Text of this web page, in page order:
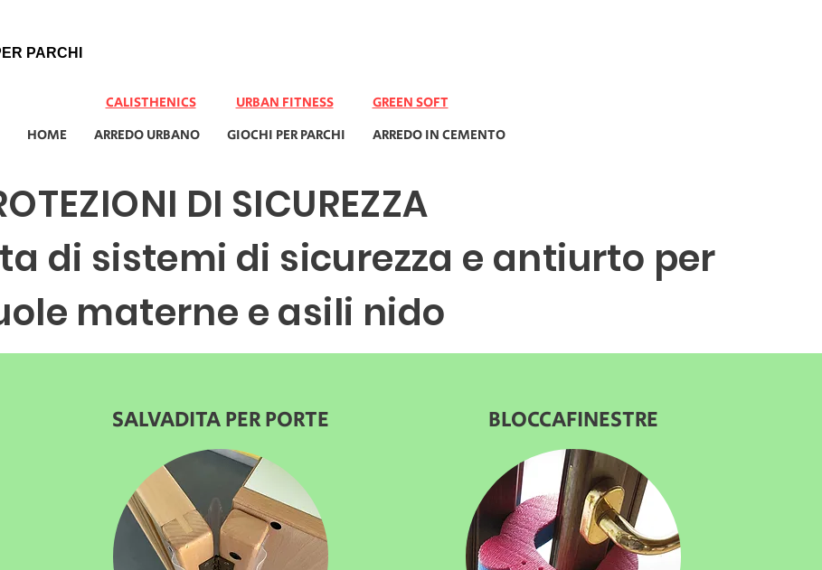
PARCHI
CALISTHENICS URBAN FITNESS
GREEN SOFT
HOME
ARREDO URBANO GIOCHI PER PARCHI ARREDO IN CEMENTO
DI SICUREZZA
di sistemi di sicurezza e antiurto per
materne e asili nido
SALVADITA PER PORTE BLOCCAFINESTRE